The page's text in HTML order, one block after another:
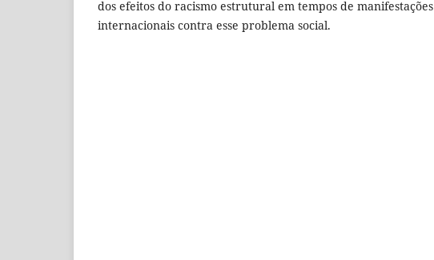
dos efeitos do racismo estrutural em tempos de manifestações
internacionais contra esse problema social.